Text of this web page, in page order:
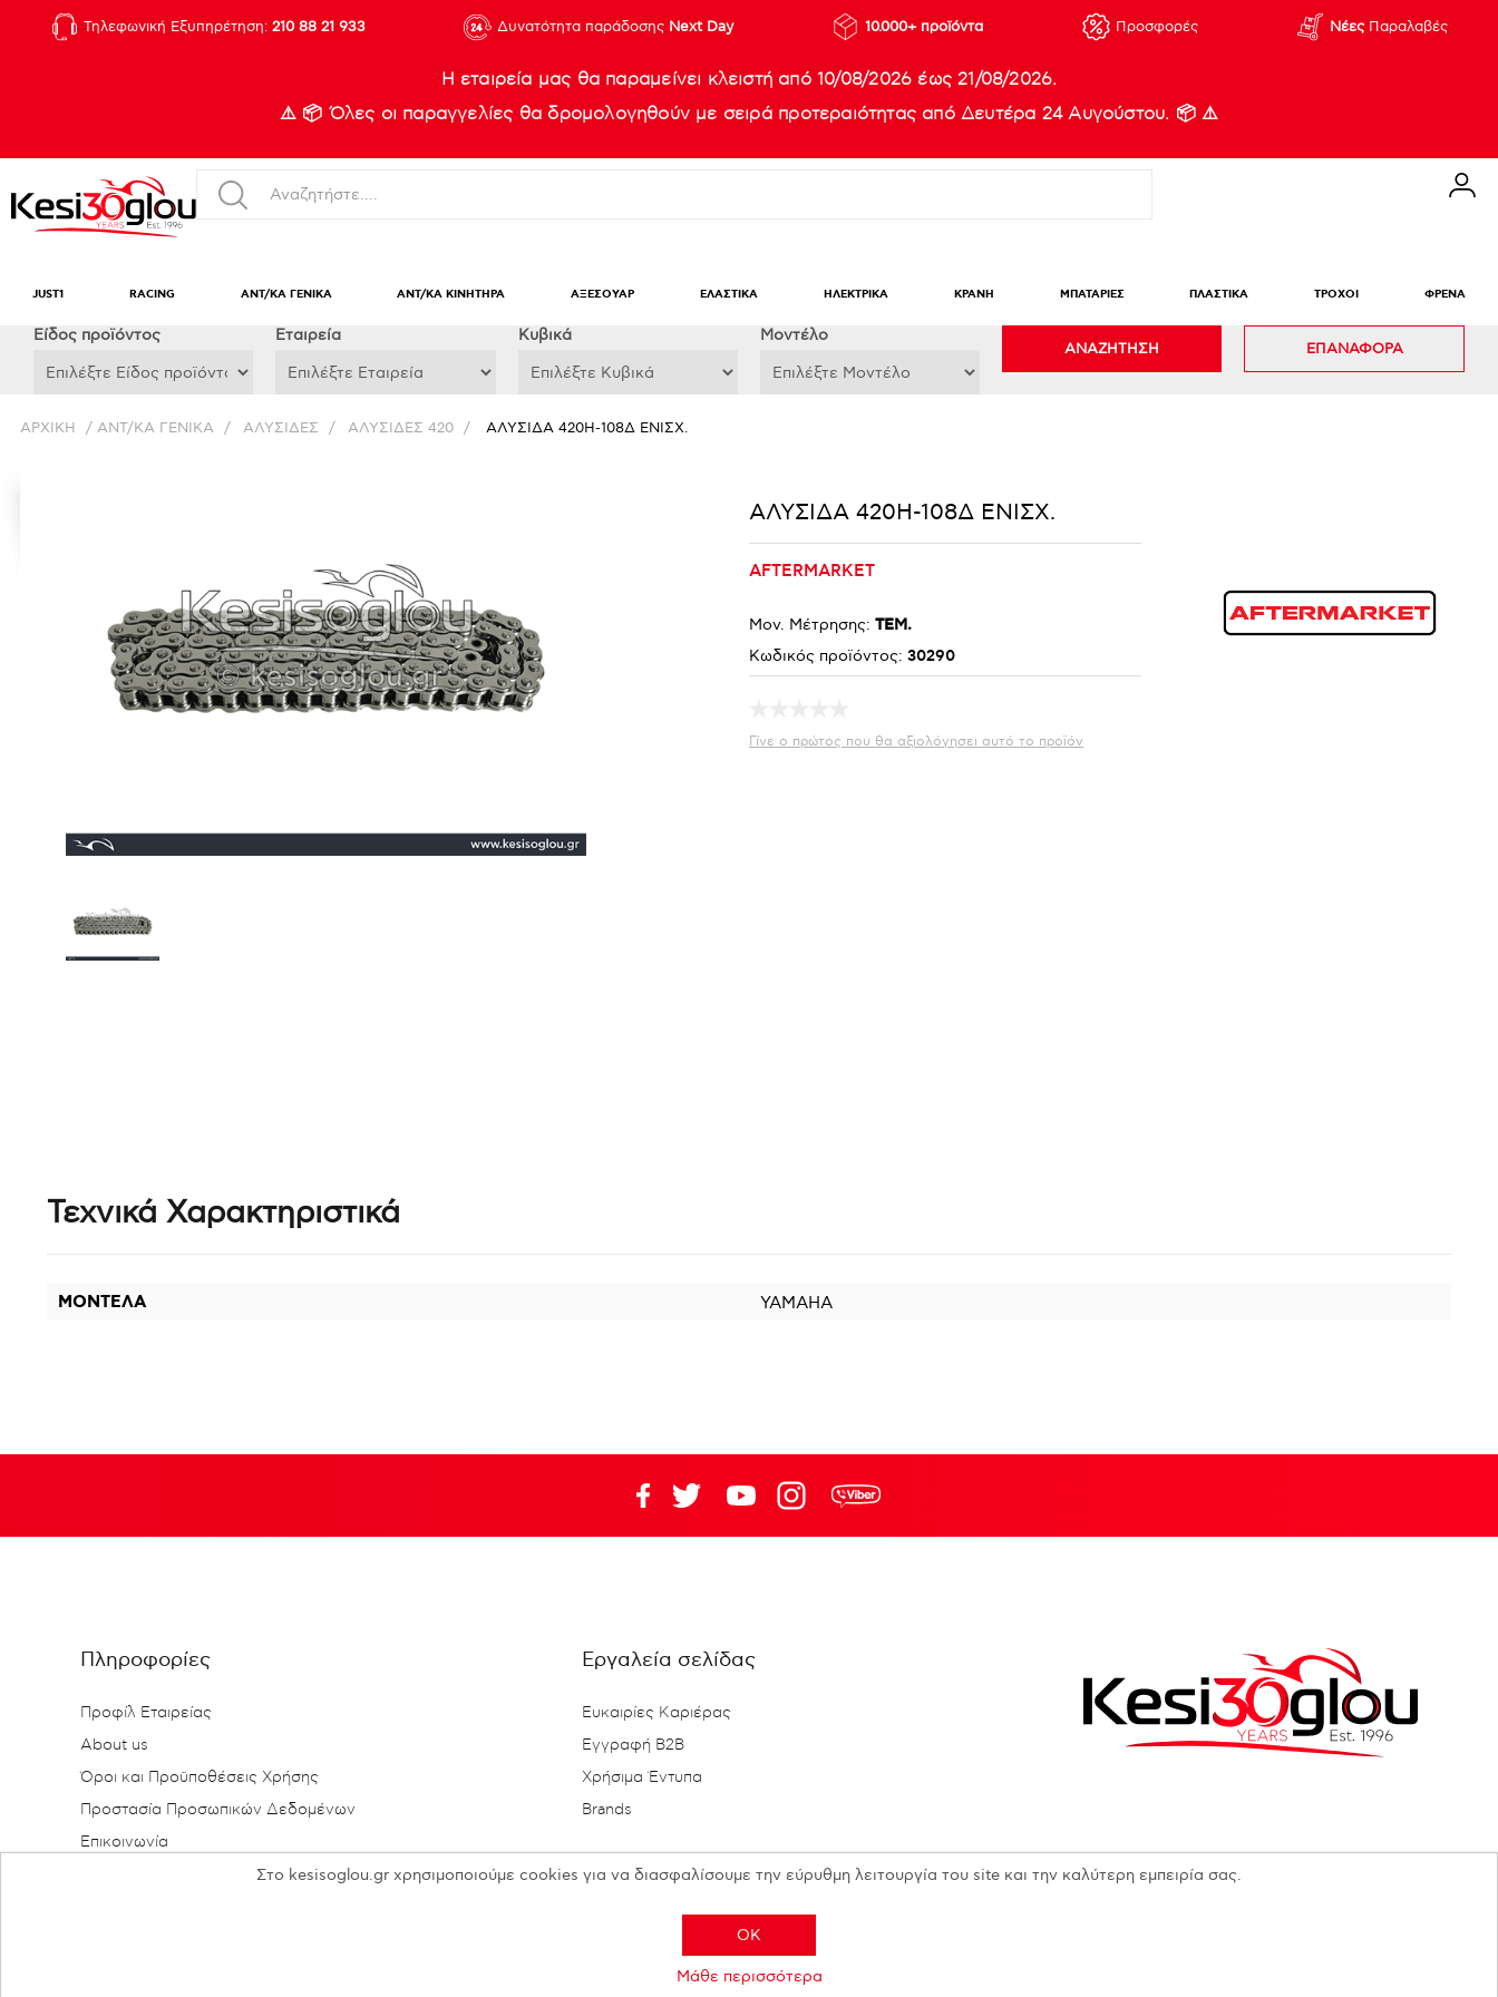
Τηλεφωνική Εξυπηρέτηση: 210 88 21 933 Δυνατότητα παράδοσης Next Day 10.000+ προϊόντα Προσφορές ΝέεςΠαραλαβές
Η εταιρεία μας θα παραμείνει κλειστή από 10/08/2026 έως 21/08/2026.
⚠️ 📦 Όλες οι παραγγελίες θα δρομολογηθούν με σειρά προτεραιότητας από Δευτέρα 24 Αυγούστου. 📦 ⚠️
JUST1 RACING ΑΝΤ/ΚΑ ΓΕΝΙΚΑ ΑΝΤ/ΚΑ ΚΙΝΗΤΗΡΑ ΑΞΕΣΟΥΑΡ ΕΛΑΣΤΙΚΑ ΗΛΕΚΤΡΙΚΑ ΚΡΑΝΗ ΜΠΑΤΑΡΙΕΣ ΠΛΑΣΤΙΚΑ ΤΡΟΧΟΙ ΦΡΕΝΑ
Eίδος προϊόντος Εταιρεία Κυβικά Μοντέλο
ΑΝΑΖΗΤΗΣΗ ΕΠΑΝΑΦΟΡΑ
ΑΡΧΙΚΉ / ΑΝΤ/ΚΑ ΓΕΝΙΚΑ / ΑΛΥΣΙΔΕΣ / ΑΛΥΣΙΔΕΣ 420 / ΑΛΥΣΙΔΑ 420Η-108Δ ΕΝΙΣΧ.
ΑΛΥΣΙΔΑ 420Η-108Δ ΕΝΙΣΧ.
AFTERMARKET
Μον. Μέτρησης: ΤΕΜ.
Κωδικός προϊόντος: 30290
Γίνε ο πρώτος που θα αξιολόγησει αυτό το προϊόν
Τεχνικά Χαρακτηριστικά
ΜΟΝΤΕΛΑ YAMAHA
Πληροφορίες
Προφίλ Εταιρείας
About us
Όροι και Προϋποθέσεις Χρήσης
Προστασία Προσωπικών Δεδομένων
Επικοινωνία
Εργαλεία σελίδας
Ευκαιρίες Καριέρας
Εγγραφή B2B
Χρήσιμα Έντυπα
Brands
Στο kesisoglou.gr χρησιμοποιούμε cookies για να διασφαλίσουμε την εύρυθμη λειτουργία του site και την καλύτερη εμπειρία σας.
OK
Μάθε περισσότερα